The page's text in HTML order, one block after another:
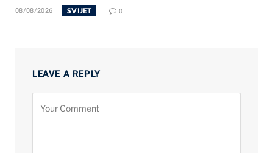
08/08/2026 SVIJET 0
LEAVE A REPLY